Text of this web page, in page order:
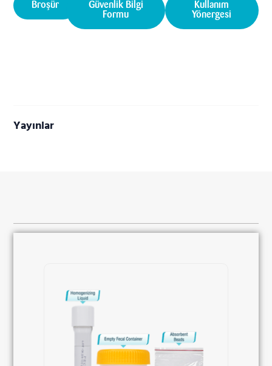
Broşür
Güvenlik Bilgi
Formu
Kullanım
Yönergesi
Yayınlar